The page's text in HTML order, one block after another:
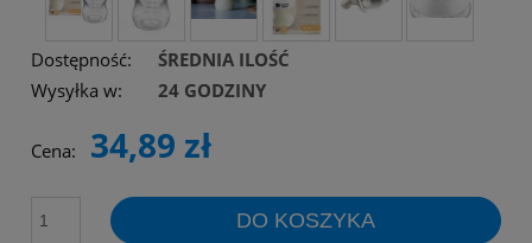
Dostępność:
ŚREDNIA ILOŚĆ
Wysyłka w:
24 GODZINY
Cena: 34,89 zł
DO KOSZYKA